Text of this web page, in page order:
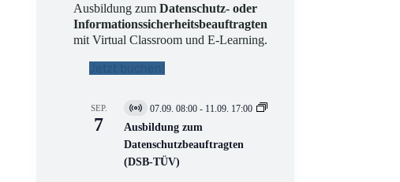
Ausbildung zumDatenschutz- oder
Informationssicherheitsbeauftragten
mit Virtual Classroom und E-Learning.
Jetzt buchen!
SEP.
7
V
i
t
u
07.09. 08:00 - 11.09. 17:00
Ausbildung zum
Datenschutzbeauftragten
(DSB-TÜV)